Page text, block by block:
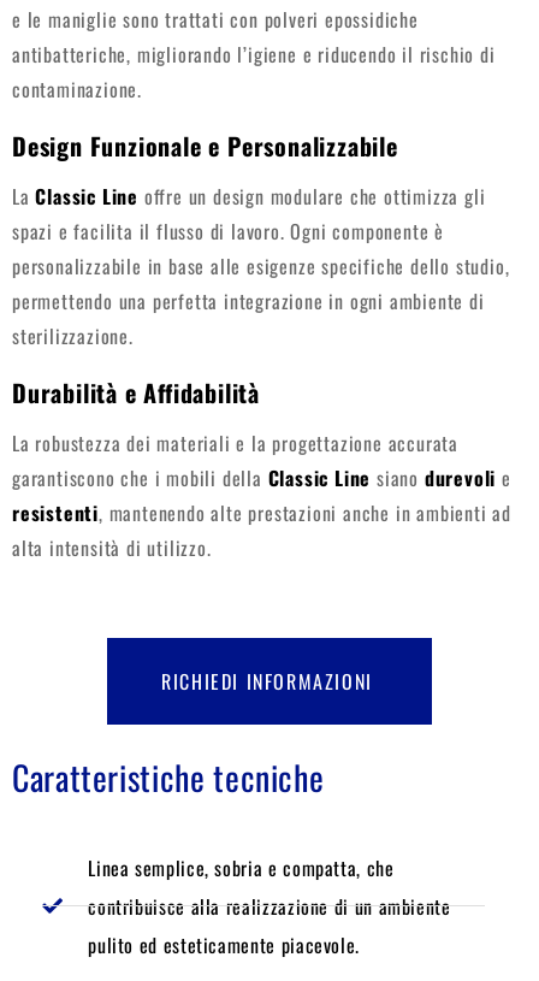
e le maniglie sono trattati con polveri epossidiche
antibatteriche, migliorando l’igiene e riducendo il rischio di
contaminazione.
Design Funzionale e Personalizzabile
LaClassic Line offre un design modulare che ottimizza gli
spazi e facilita il flusso di lavoro. Ogni componente è
personalizzabile in base alle esigenze specifiche dello studio,
permettendo una perfetta integrazione in ogni ambiente di
sterilizzazione.
Durabilità e Affidabilità
La robustezza dei materiali e la progettazione accurata
garantiscono che i mobili della Classic Line siano durevoli e
resistenti, mantenendo alte prestazioni anche in ambienti ad
alta intensità di utilizzo.
RICHIEDI INFORMAZIONI
Caratteristiche tecniche
Linea semplice, sobria e compatta, che
contribuisce alla realizzazione di un ambiente
pulito ed esteticamente piacevole.